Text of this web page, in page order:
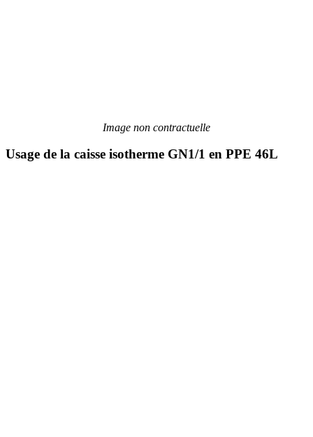
Image non contractuelle
Usage de la caisse isotherme GN1/1 en PPE 46L